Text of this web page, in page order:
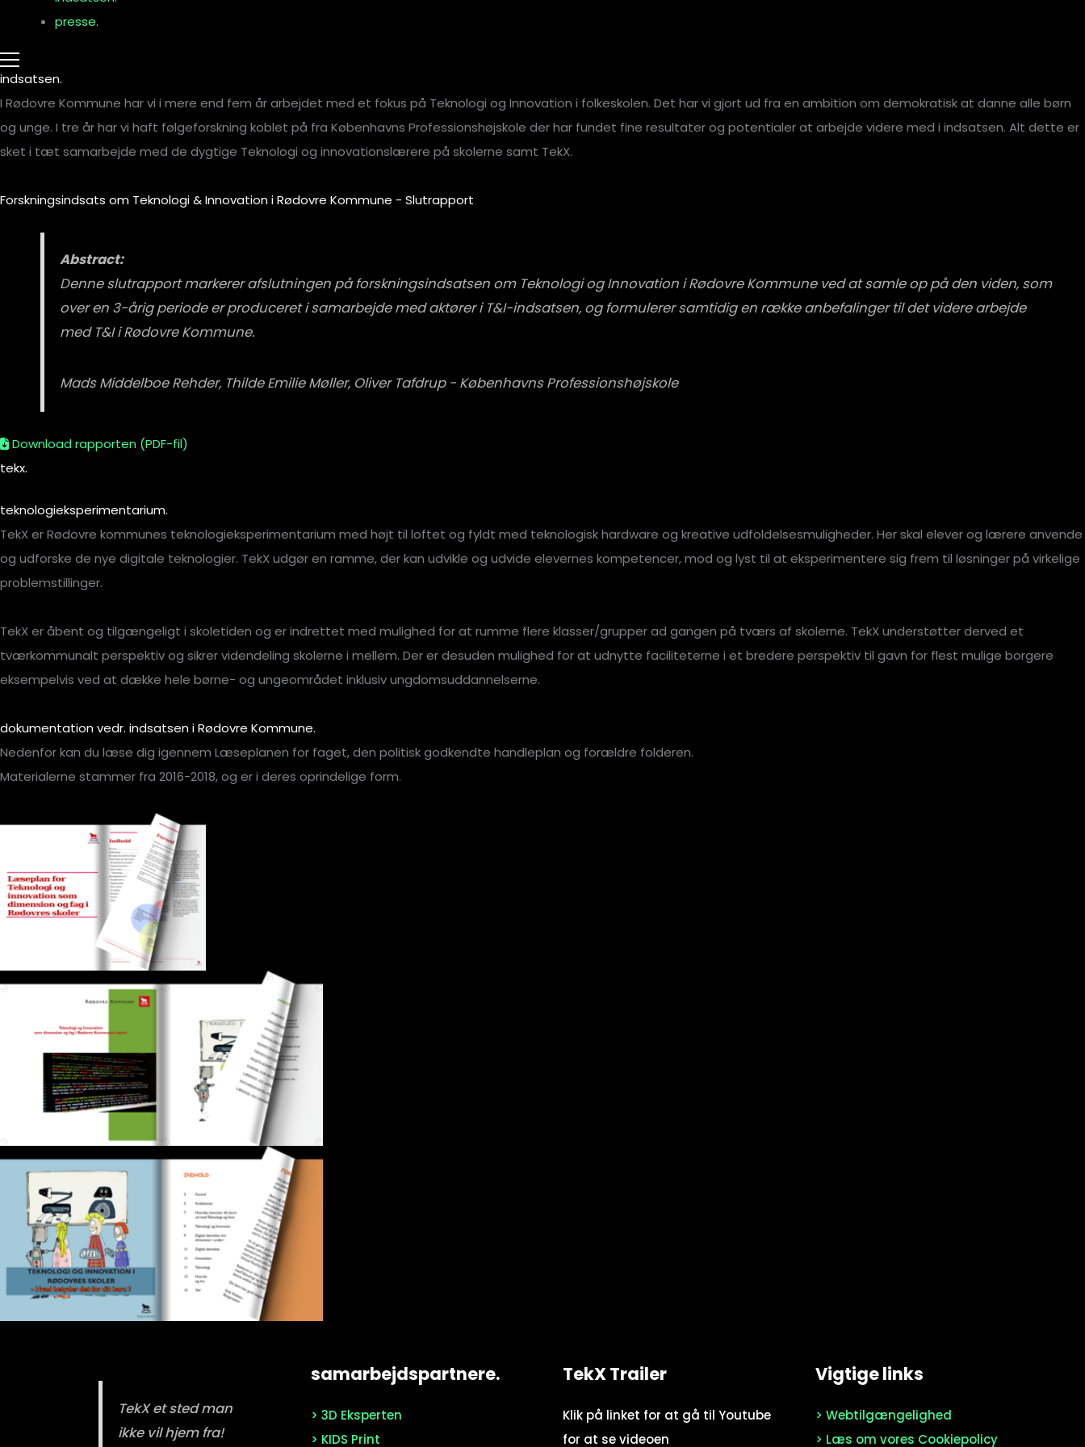
presse.
indsatsen.
I Rødovre Kommune har vi i mere end fem år arbejdet med et fokus på Teknologi og Innovation i folkeskolen. Det har vi gjort ud fra en ambition om demokratisk at danne alle børn
og unge. I tre år har vi haft følgeforskning koblet på fra Københavns Professionshøjskole der har fundet fine resultater og potentialer at arbejde videre med i indsatsen. Alt dette er
sket i tæt samarbejde med de dygtige Teknologi og innovationslærere på skolerne samt TekX.
Forskningsindsats om Teknologi & Innovation i Rødovre Kommune - Slutrapport
Abstract:
Denne slutrapport markerer afslutningen på forskningsindsatsen om Teknologi og Innovation i Rødovre Kommune ved at samle op på den viden, som
over en 3-årig periode er produceret i samarbejde med aktører i T&I-indsatsen, og formulerer samtidig en række anbefalinger til det videre arbejde
med T&I i Rødovre Kommune.
Mads Middelboe Rehder, Thilde Emilie Møller, Oliver Tafdrup - Københavns Professionshøjskole
Download rapporten (PDF-fil)
tekx.
teknologieksperimentarium.
TekX er Rødovre kommunes teknologieksperimentarium med højt til loftet og fyldt med teknologisk hardware og kreative udfoldelsesmuligheder. Her skal elever og lærere anvende
og udforske de nye digitale teknologier. TekX udgør en ramme, der kan udvikle og udvide elevernes kompetencer, mod og lyst til at eksperimentere sig frem til løsninger på virkelige
problemstillinger.
TekX er åbent og tilgængeligt i skoletiden og er indrettet med mulighed for at rumme flere klasser/grupper ad gangen på tværs af skolerne. TekX understøtter derved et
tværkommunalt perspektiv og sikrer videndeling skolerne i mellem. Der er desuden mulighed for at udnytte faciliteterne i et bredere perspektiv til gavn for flest mulige borgere
eksempelvis ved at dække hele børne- og ungeområdet inklusiv ungdomsuddannelserne.
dokumentation vedr. indsatsen i Rødovre Kommune.
Nedenfor kan du læse dig igennem Læseplanen for faget, den politisk godkendte handleplan og forældre folderen.
Materialerne stammer fra 2016-2018, og er i deres oprindelige form.
TekX et sted man
ikke vil hjem fra!
samarbejdspartnere.
> 3D Eksperten
> KIDS Print
TekX Trailer
Klik på linket for at gå til Youtube
for at se videoen
Vigtige links
> Webtilgængelighed
> Læs om vores Cookiepolicy